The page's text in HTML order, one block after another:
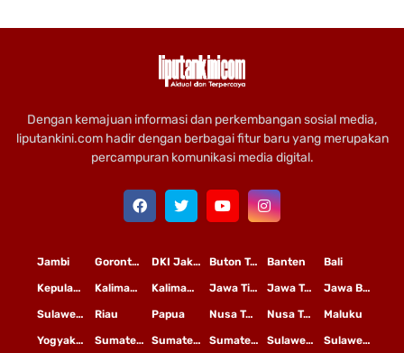
Dengan kemajuan informasi dan perkembangan sosial media,
liputankini.com hadir dengan berbagai fitur baru yang merupakan
percampuran komunikasi media digital.
Bali
Banten
Buton Tengah
DKI Jakarta
Gorontalo
Jambi
Jawa Barat
Jawa Tengah
Jawa Timur
Kalimantan Tengah
Kalimantan Timur
Kepulauan Riau
Maluku
Nusa Tenggara Barat
Nusa Tenggara Timur
Papua
Riau
Sulawesi Selatan
Sulawesi Tengah
Sulawesi Utara
Sumatera Barat
Sumatera Selatan
Sumatera Utara
Yogyakarta